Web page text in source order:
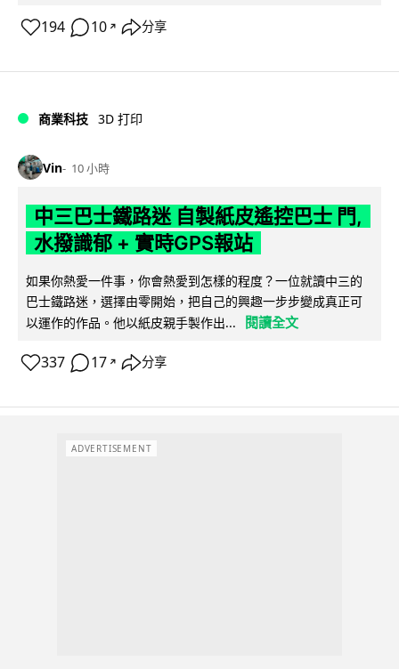
194 10 ↗ 分享
商業科技 3D 打印
Vin 10 小時
中三巴士鐵路迷 自製紙皮遙控巴士 門,
水撥識郁 + 實時GPS報站
如果你熱愛一件事，你會熱愛到怎樣的程度？一位就讀中三的
巴士鐵路迷，選擇由零開始，把自己的興趣一步步變成真正可
以運作的作品。他以紙皮親手製作出...
閱讀全文
337 17 ↗ 分享
ADVERTISEMENT